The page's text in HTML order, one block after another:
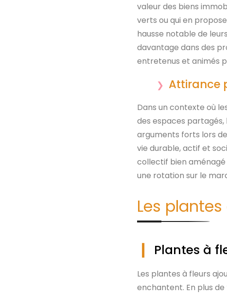
valeur des biens
verts ou qui en
hausse notable de
davantage dans des
entretenus et animés
Attirance
Dans un contexte où
des espaces
arguments forts lors
vie durable, actif et
collectif bien aménagé
une rotation sur le
Les
Plantes à
Les plantes à fleurs
enchantent. En plus